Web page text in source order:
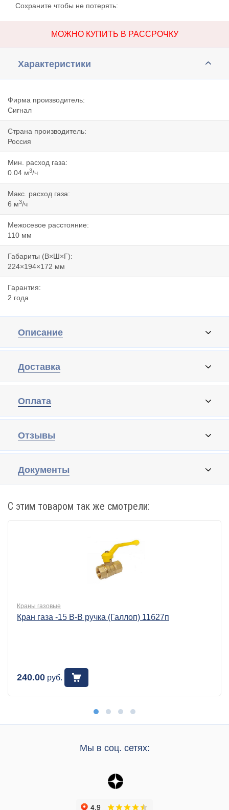
Сохраните чтобы не потерять:
МОЖНО КУПИТЬ В РАССРОЧКУ
Характеристики
Фирма производитель:
Сигнал
Страна производитель:
Россия
Мин. расход газа:
0.04 м3/ч
Макс. расход газа:
6 м3/ч
Межосевое расстояние:
110 мм
Габариты (В×Ш×Г):
224×194×172 мм
Гарантия:
2 года
Описание
Доставка
Оплата
Отзывы
Документы
С этим товаром так же смотрели:
Краны газовые
Кран газа -15 В-В ручка (Галлоп) 11б27п
240.00 руб.
Мы в соц. сетях: